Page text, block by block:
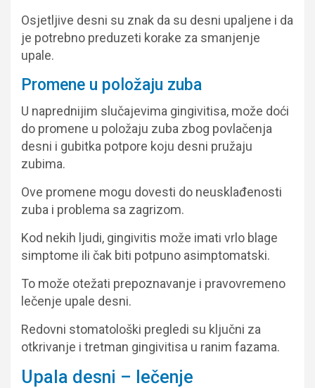
Osjetljive desni su znak da su desni upaljene i da
je potrebno preduzeti korake za smanjenje
upale.
Promene u položaju zuba
U naprednijim slučajevima gingivitisa, može doći
do promene u položaju zuba zbog povlačenja
desni i gubitka potpore koju desni pružaju
zubima.
Ove promene mogu dovesti do neusklađenosti
zuba i problema sa zagrizom.
Kod nekih ljudi, gingivitis može imati vrlo blage
simptome ili čak biti potpuno asimptomatski.
To može otežati prepoznavanje i pravovremeno
lečenje upale desni.
Redovni stomatološki pregledi su ključni za
otkrivanje i tretman gingivitisa u ranim fazama.
Upala desni – lečenje